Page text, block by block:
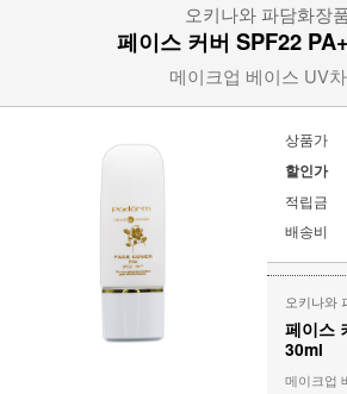
오키나와 파담화장
페이스 커버 SPF22
메이크업 베이스 UV
상품가
할인가
적립금
배송비
오키나와
페이스
30ml
메이크업